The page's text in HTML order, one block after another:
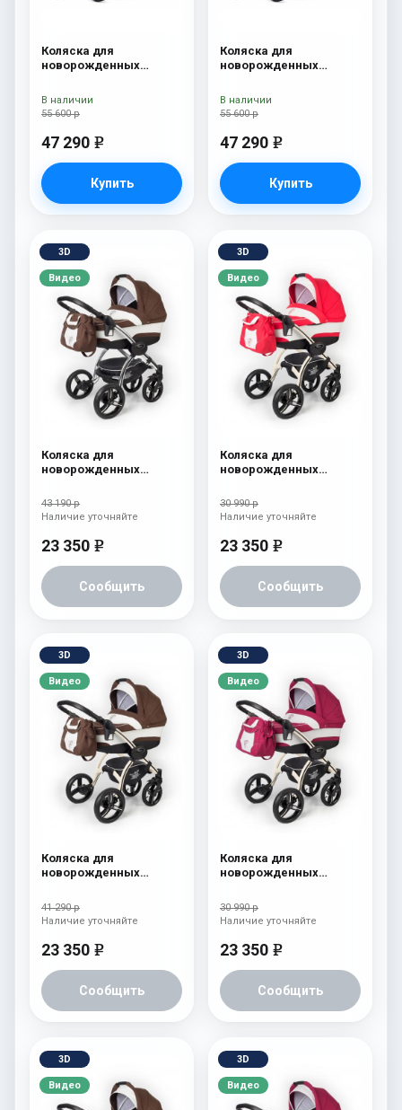
Коляска для
новорожденных
Grey
55 600 р
47 290 e
Купить
В наличии
Коляска для
новорожденных
Denim
55 600 р
47 290 e
Купить
В наличии
3D
Видео
Коляска для
новорожденных
Chrome) Chek
43 190 р
23 350 e
Сообщить
Наличие уточняйте
3D
Видео
Коляска для
новорожденных
Beige) Red Lux
30 990 р
23 350 e
Сообщить
Наличие уточняйте
3D
Видео
Коляска для
новорожденных
Beige) Chek
41 290 р
23 350 e
Сообщить
Наличие уточняйте
3D
Видео
Коляска для
новорожденных
Beige) Borduex
30 990 р
23 350 e
Сообщить
Наличие уточняйте
3D
Видео
3D
Видео